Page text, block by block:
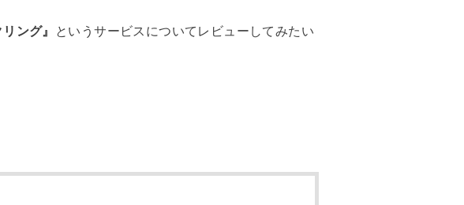
ング』 というサービスについてレビューしてみたい